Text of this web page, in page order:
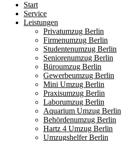
Start
Service
Leistungen
Privatumzug Berlin
Firmenumzug Berlin
Studentenumzug Berlin
Seniorenumzug Berlin
Büroumzug Berlin
Gewerbeumzug Berlin
Mini Umzug Berlin
Praxisumzug Berlin
Laborumzug Berlin
Aquarium Umzug Berlin
Behördenumzug Berlin
Hartz 4 Umzug Berlin
Umzugshelfer Berlin